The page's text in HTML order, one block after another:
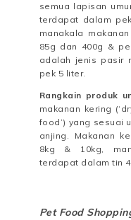
semua lapisan
terdapat dalam
manakala
85g dan 400g &
adalah jenis pasir
pek 5 liter.
Rangkain produk
makanan kering
food’) yang sesuai
anjing. Makanan
8kg & 10kg,
terdapat dalam tin
Pet Food